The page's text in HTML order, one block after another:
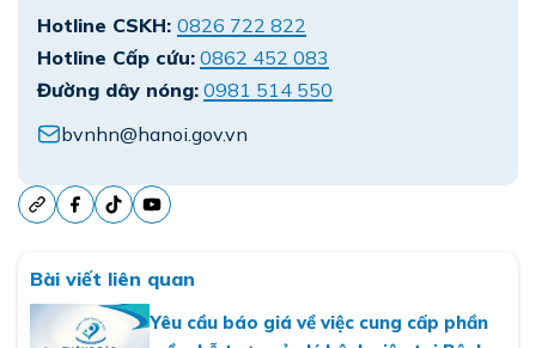
Hotline CSKH: 0826 722 822
Hotline Cấp cứu: 0862 452 083
Đường dây nóng: 0981 514 550
bvnhn@hanoi.gov.vn
Bài viết liên quan
Yêu cầu báo giá về việc cung cấp phần